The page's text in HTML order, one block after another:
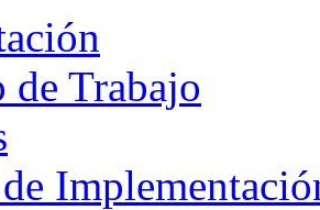
de Trabajo